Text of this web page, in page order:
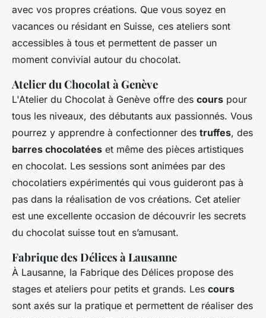
avec vos propres créations. Que vous soyez en
vacances ou résidant en Suisse, ces ateliers sont
accessibles à tous et permettent de passer un
moment convivial autour du chocolat.
Atelier du Chocolat à Genève
L'Atelier du Chocolat à Genève offre des cours pour
tous les niveaux, des débutants aux passionnés. Vous
pourrez y apprendre à confectionner des truffes, des
barres chocolatées et même des pièces artistiques
en chocolat. Les sessions sont animées par des
chocolatiers expérimentés qui vous guideront pas à
pas dans la réalisation de vos créations. Cet atelier
est une excellente occasion de découvrir les secrets
du chocolat suisse tout en s’amusant.
Fabrique des Délices à Lausanne
À Lausanne, la Fabrique des Délices propose des
stages et ateliers pour petits et grands. Les cours
sont axés sur la pratique et permettent de réaliser des